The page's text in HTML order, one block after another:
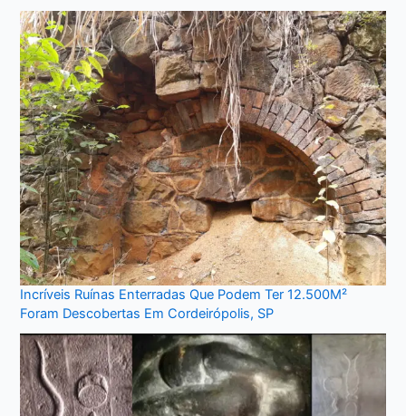
Incríveis Ruínas Enterradas Que Podem Ter 12.500M²
Foram Descobertas Em Cordeirópolis, SP